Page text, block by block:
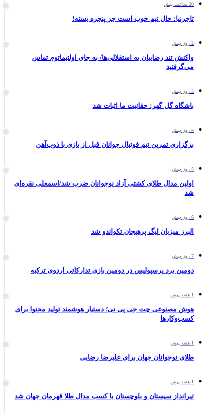
20 ساعت پیش
تاجرنیا: حال تیم خوب است جز پنجره بسته!
2 روز پیش
واکنش تند رضاییان به استقلالی‌ها/ به جای اولتیماتوم تماس
می‌گرفتید
3 روز پیش
باشگاه گل گهر: حقانیت ما اثبات شد
4 روز پیش
برگزاری تمرین تیم فوتبال جوانان قبل از بازی با ذوب‌آهن
5 روز پیش
اولین مدال طلای کشتی آزاد نوجوانان ضرب شد/اسمعلی نقره‌ای
شد
6 روز پیش
البرز میزبان لیگ پرهیجان تکواندو شد
7 روز پیش
دومین برد پرسپولیس در دومین بازی تدارکاتی اردوی ترکیه
1 هفته پیش
هوش مصنوعی چت جی پی تی؛ دستیار هوشمند تولید محتوا برای
کسب‌وکارها
1 هفته پیش
طلای نوجوانان جهان برای علیرضا رضایی
1 هفته پیش
تیرانداز سیستان و بلوچستان با کسب مدال طلا قهرمان جهان شد